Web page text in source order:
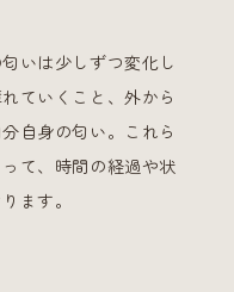
いは少しずつ変化し
ていくこと、外から
自身の匂い。これら
て、時間の経過や状
ます。